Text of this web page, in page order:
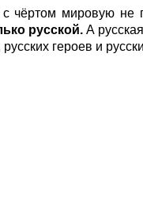
чёртом мировую не
русской. А
русских героев и